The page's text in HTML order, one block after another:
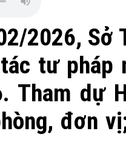
2026,
tư pháp
Tham dự
đơn